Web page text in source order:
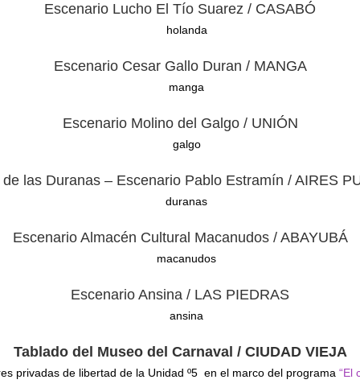
Escenario Lucho El Tío Suarez / CASABÓ
Escenario Cesar Gallo Duran / MANGA
Escenario Molino del Galgo / UNIÓN
las Duranas – Escenario Pablo Estramín / AIRES
Escenario Almacén Cultural Macanudos / ABAYUBÁ
Escenario Ansina / LAS PIEDRAS
Tablado del Museo del Carnaval / CIUDAD VIEJA
privadas de libertad de la Unidad º5 en el marco del programa “El